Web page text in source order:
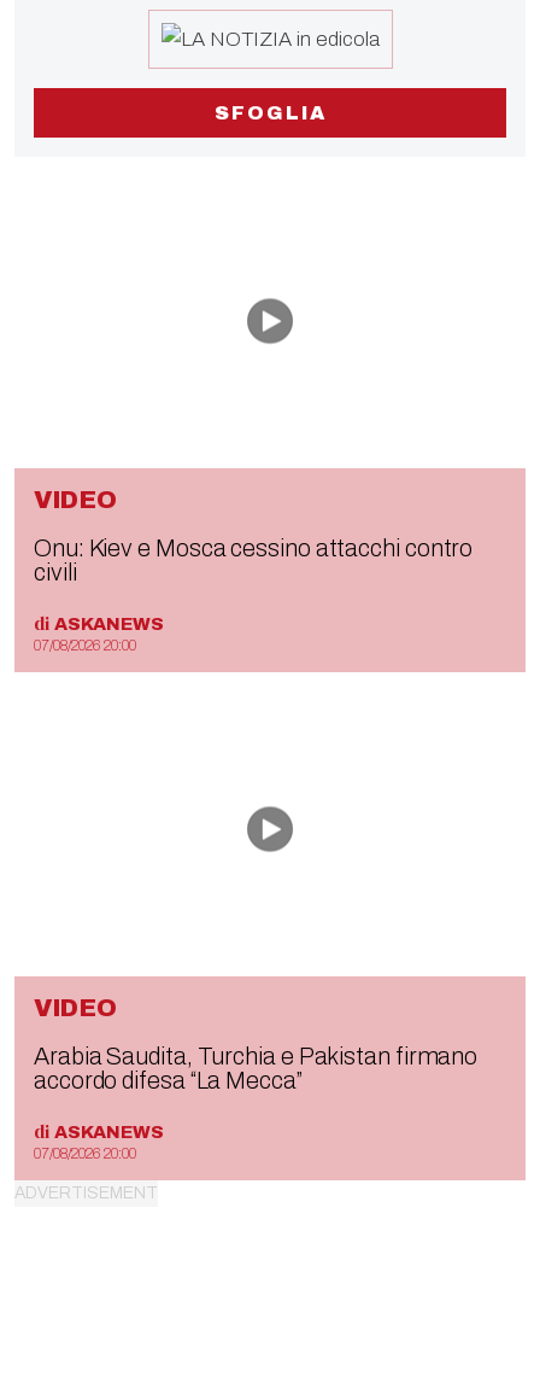
SFOGLIA
VIDEO
Onu: Kiev e Mosca cessino attacchi contro
civili
di ASKANEWS
07/08/2026 20:00
VIDEO
Arabia Saudita, Turchia e Pakistan firmano
accordo difesa “La Mecca”
di ASKANEWS
07/08/2026 20:00